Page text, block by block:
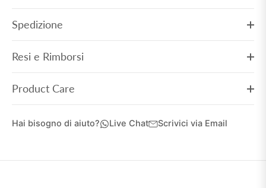
Spedizione
Resi e Rimborsi
Product Care
Hai bisogno di aiuto? Live Chat Scrivici via Email